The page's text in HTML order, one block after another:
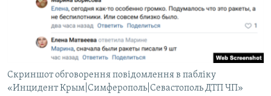
Скриншот обговорення повідомлення в пабліку
«Инцидент Крым|Симферополь|Севастополь ДТП ЧП»